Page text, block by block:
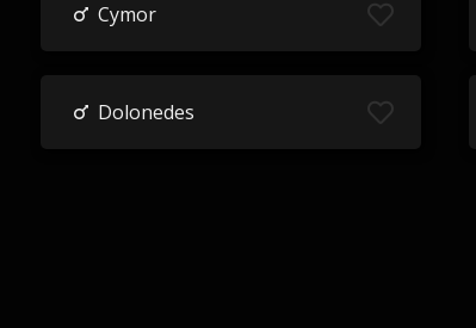
Cymor
Dolonedes